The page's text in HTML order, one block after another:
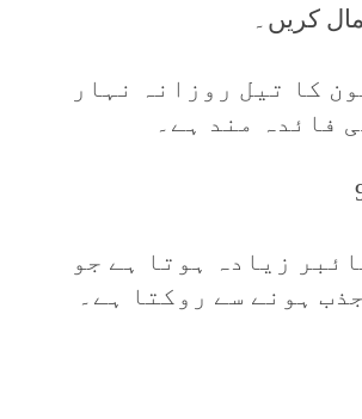
کریں۔
کا تیل روزانہ نہار
فائدہ مند ہے۔
زیادہ ہوتا ہے جو
ہونے سے روکتا ہے۔